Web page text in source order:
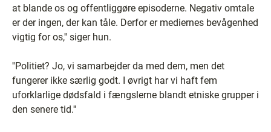
at blande os og offentliggøre episoderne. Negativ omtale
er der ingen, der kan tåle. Derfor er mediernes bevågenhed
vigtig for os,'' siger hun.
''Politiet? Jo, vi samarbejder da med dem, men det
fungerer ikke særlig godt. I øvrigt har vi haft fem
uforklarlige dødsfald i fængslerne blandt etniske grupper i
den senere tid.''